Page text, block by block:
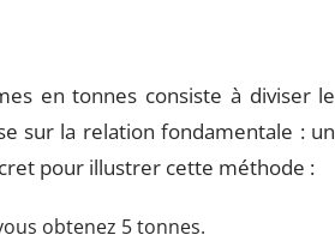
en tonnes consiste à diviser le
sur la relation fondamentale : un
pour illustrer cette méthode :
obtenez 5 tonnes.